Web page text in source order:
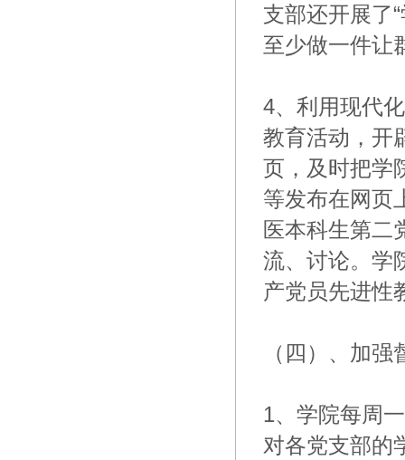
支部还开展了
至少做一件让
4、利用现代
教育活动，开
页，及时把学
等发布在网页
医本科生第二
流、讨论。学
产党员先进性
（四）、加
1、学院每周
对各党支部的